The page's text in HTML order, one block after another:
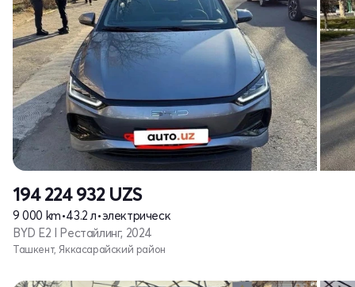
194 224 932 UZS
9 000 km•43.2 л•электрическ
BYD E2 I Рестайлинг, 2024
Ташкент, Яккасарайский район